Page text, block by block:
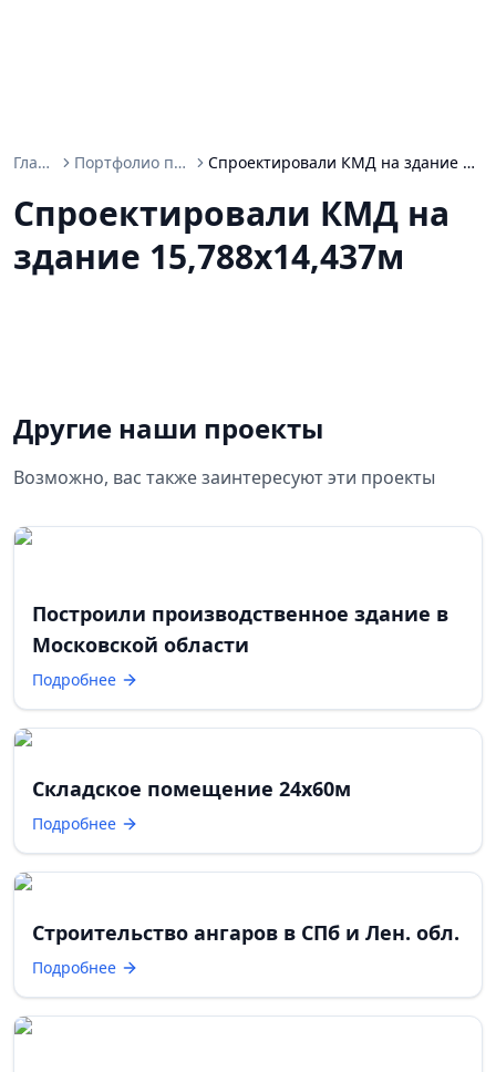
Главная Портфолио проектов Спроектировали КМД на здание 15,788х14,437м
Спроектировали КМД на
здание 15,788х14,437м
Другие наши проекты
Возможно, вас также заинтересуют эти проекты
Построили производственное здание в
Московской области
Подробнее
Складское помещение 24х60м
Подробнее
Строительство ангаров в СПб и Лен. обл.
Подробнее